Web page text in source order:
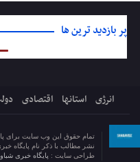
پر بازدید ترین ها
انرژی استانها اقتصادی
تمام حقوق این وب سایت برای
نشر مطالب با ذکر نام پایگاه
طراحی سایت : پایگاه خبری